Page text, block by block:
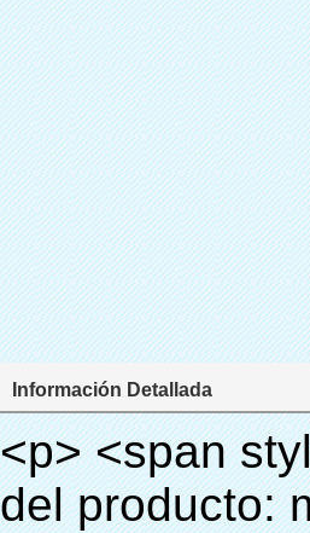
Información Detallada
<p> <span style="font-size: 18px;"> <strong> Nombre del producto: máquina de la cubierta inteligente </strong> </span> </p> <p> <span style="font-size: 18px;"> <strong> Modelo no.: XT-46A </strong> </span> </p> <p>&nbsp;</p> <p style="border: 0px; font-family: Arial, Helvetica; line-height: 18px; vertical-align: baseline; word-wrap: break-word; color: #333333;"> <span style="margin: 0px; padding: 0px; border: 0px; font-family: Arial; font-size: medium; font-style: inherit; font-weight: bold; line-height: 24px; vertical-align: baseline; color: #000000; background-color: #33cccc;"> Principio de funcionamiento: </span> </p> <p style="border: 0px; font-family: Arial, Helvetica; line-height: 18px; vertical-align: baseline; word-wrap: break-word; color: #333333;"> <span style="margin: 0px; padding: 0px; border: 0px; font-size: inherit; font-style: inherit; font-weight: inherit; line-height: 18px; vertical-align: baseline; color: #000000;"> <span style="margin: 0px; padding: 0px; border: 0px; font-family: Arial; font-size: 10pt; font-style: inherit; font-weight: inherit; line-height: 20px; vertical-align: baseline;"> Esta máquina de la cubierta automática </span> <span style="margin: 0px; padding: 0px; border: 0px; font-family: Arial; font-size: 10pt; font-style: inherit; font-weight: inherit; line-height: 20px; vertical-align: baseline;"> utiliza el principio de que la película retráctil se reducirá a la temperatura apropiada. </span> </span> </p> <p style="border: 0px; font-family: Arial, Helvetica; line-height: 18px; vertical-align: baseline; word-wrap: break-word; color: #333333;"><span style="margin: 0px; padding: 0px; border: 0px; font-size: inherit; font-style: inherit; font-weight: inherit; line-height: 18px; vertical-align: baseline; color: #000000;"><span style="margin: 0px; padding: 0px; border: 0px; font-family: Arial; font-size: 10pt; font-style: inherit; font-weight: inherit; line-height: 20px; vertical-align: baseline;"> Es diferente de la otra máquina de la cubierta. Esta máquina de la cubierta sólo toma unos segundos para dejar que el PVC película volverá cubierta del zapato y cubrir sus zapatos.</span></span></p> <p style="border: 0px; font-family: Arial, Helvetica; line-height: 18px; vertical-align: baseline; word-wrap: break-word; color: #333333;"> <span style="margin: 0px; padding: 0px; border: 0px; font-size: inherit; font-style: inherit; font-weight: inherit; line-height: 18px; vertical-align: baseline; color: #000000;"> Se <span style="margin: 0px; padding: 0px;